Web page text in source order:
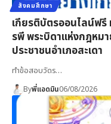
สังคมศึกษา
เกียรติบัตรออนไลน์ฟรี
รพี พระบิดาแห่งกฎหม
ประชาชนอำเภอสะเดา
ทำข้อสอบวัดร…
Byพี่แอดมิน06/08/2026